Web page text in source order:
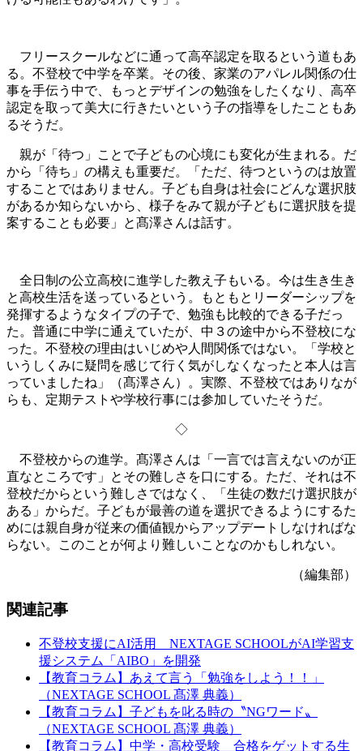
フリースクールなどに通って高卒認定を取るという道もあ
る。不登校で中学を卒業。その後、家業のアパレル関係の仕
事を手伝う中で、もっとデザインの勉強をしたくなり、高卒
認定を取って美大に行きたいという子の指導をしたこともあ
るそうだ。
親が「待つ」ことで子どもの心境にも変化が生まれる。だ
から「待ち」の構えも重要だ。「ただ、待つというのは放置
することではありません。子ども自身は社会にどんな選択肢
があるか知らないから、様子をみて親が子どもに選択肢を提
案することも必要」と髙澤さんは話す。
全日制の公立高校に進学した教え子もいる。今は生き生き
と高校生活を送っているという。もともとリーダーシップを
発揮するようなタイプの子で、勉強も比較的できる子だっ
た。普通に中学に通えていたが、中３の途中から不登校にな
った。不登校の理由はいじめや人間関係ではない。「学校と
いうしくみに疑問を感じて行く気がしなくなったと本人は言
っていましたね」（髙澤さん）。実際、不登校ではありなが
らも、定期テストや学校行事には参加していたそうだ。
◇
不登校からの進学。髙澤さんは「一言では言えないのが正
直なところです」とその難しさを口にする。ただ、それは不
登校だからという難しさではなく、「生徒の数だけ選択肢が
ある」からだ。子どもが最善の道を選択できるようにするた
めには親自身が従来の価値観からアップデートしなければな
らない。このことが何より難しいことなのかもしれない。
（編集部）
関連記事
不登校支援にAI活用 NEXTAGE SCHOOLがAI学習支
援システム「AIBO」を開発
【教育コラム】あえて言う「勉強をしよう！！」
（NEXTAGE SCHOOL 髙澤 典義）
【教育コラム】子どもを叱る時の〝NGワード〟
（NEXTAGE SCHOOL 髙澤 典義）
【教育コラム】中学・高校受験 合格をゲットする生